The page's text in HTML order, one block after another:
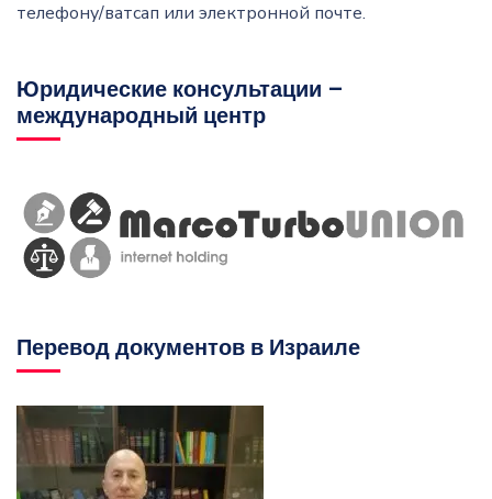
телефону/ватсап или электронной почте.
Юридические консультации –
международный центр
Перевод документов в Израиле